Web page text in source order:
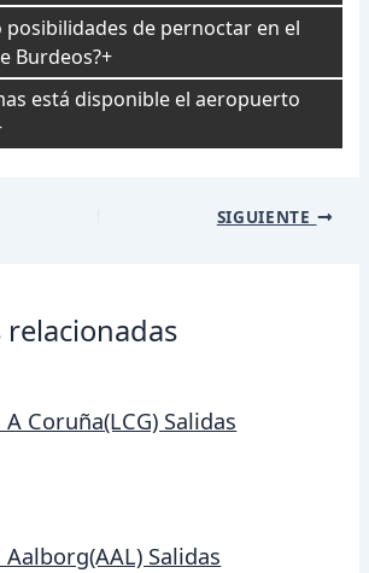
posibilidades de pernoctar en el
Burdeos?
está disponible el aeropuerto
SIGUIENTE
relacionadas
Coruña(LCG) Salidas
Salidas